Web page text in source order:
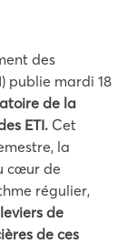
des
publie mardi 18
de la
ETI. Cet
la
cœur de
régulier,
de
de ces